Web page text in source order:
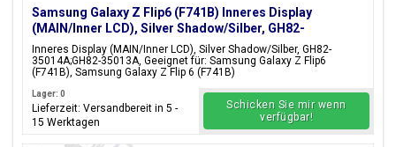
Samsung Galaxy Z Flip6 (F741B) Inneres Display
(MAIN/Inner LCD), Silver Shadow/Silber, GH82-
35014A;GH82-35013A
Inneres Display (MAIN/Inner LCD), Silver Shadow/Silber, GH82-
35014A;GH82-35013A, Geeignet für: Samsung Galaxy Z Flip6
(F741B), Samsung Galaxy Z Flip 6 (F741B)
Lager: 0
Lieferzeit: Versandbereit in 5 -
15 Werktagen
Schicken Sie mir wenn
verfügbar!